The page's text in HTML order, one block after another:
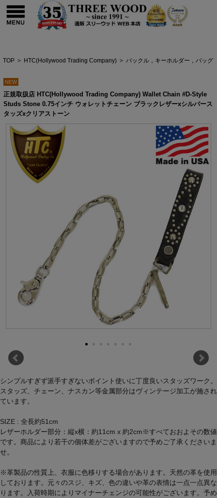
TOP > HTC(Hollywood Trading Company) > バックル，キーホルダー，バッグ
NEW
正規取扱店 HTC(Hollywood Trading Company) Wallet Chain #D-Style
Studs Stone 0.75インチ ウォレットチェーン ブラックレザーxシルバース
タッズxクリアストーン
シンプルすぎず派手すぎないポイント使いに丁度良いスタッズワーク。
スタッズ、チェーン、ナスカン等金属部分はヴィンテージ加工が施され
ています。
SIZE : 全長約51cm
レザーホルダー部分：縦x横：約11cm x 約2cm※すべておおよその数値
です。商品により若干の個体差がございますので予めご了承くださいま
せ。
※革製品の性質上、衣服に色移りする場合があります。天然の革を使用
しております。元々のスジ、キズ、色の違いや革の表情は一点一点異な
ります。入荷時期によりマイナーチェンジの可能性がございます。予め